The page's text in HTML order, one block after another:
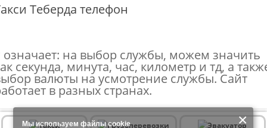
×
Мы используем файлы cookie
Теберда телефон
на выбор службы, можем значить
секунда, минута, час, километр и тд, а
валюты на усмотрение службы. Сайт
в разных странах.